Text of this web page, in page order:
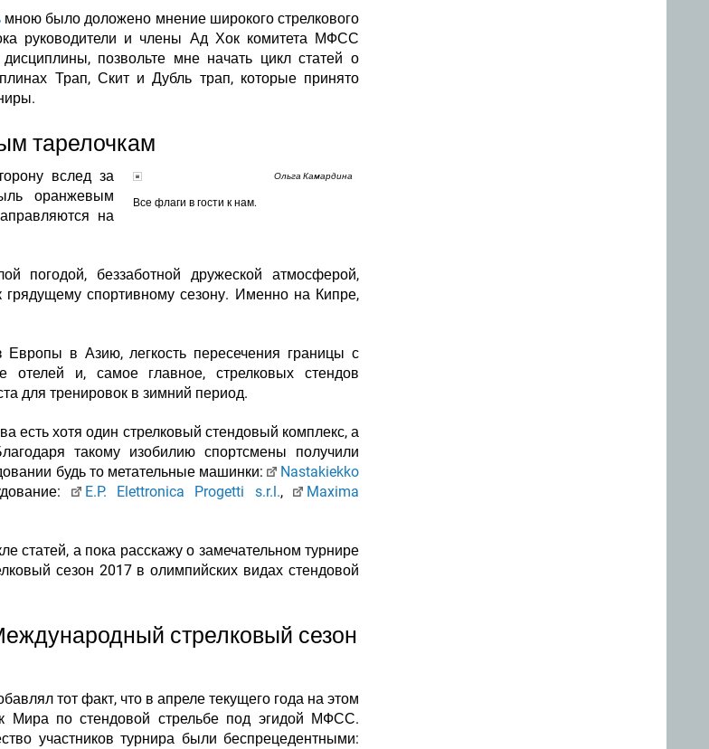
мною было доложено мнение широкого стрелкового
руководители и члены Ад Хок комитета МФСС
позвольте мне начать цикл статей о
Трап, Скит и Дубль трап, которые принято
тарелочкам
Ольга Камардина
Все флаги в гости к нам.
вслед за
оранжевым
на
погодой, беззаботной дружеской атмосферой,
грядущему спортивному сезону. Именно на Кипре,
Европы в Азию, легкость пересечения границы с
отелей и, самое главное, стрелковых стендов
для тренировок в зимний период.
есть хотя один стрелковый стендовый комплекс, а
такому изобилию спортсмены получили
будь то метательные машинки:
Nastakiekko
E.P. Elettronica Progetti s.r.l.,
Maxima
статей, а пока расскажу о замечательном турнире
сезон 2017 в олимпийских видах стендовой
стрелковый сезон
тот факт, что в апреле текущего года на этом
Мира по стендовой стрельбе под эгидой МФСС.
участников турнира были беспрецедентными: